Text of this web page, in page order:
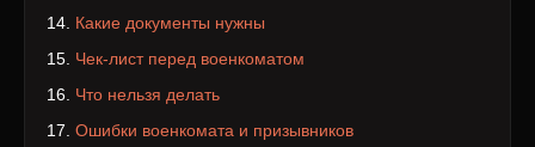
Какие документы нужны
Чек-лист перед военкоматом
Что нельзя делать
Ошибки военкомата и призывников